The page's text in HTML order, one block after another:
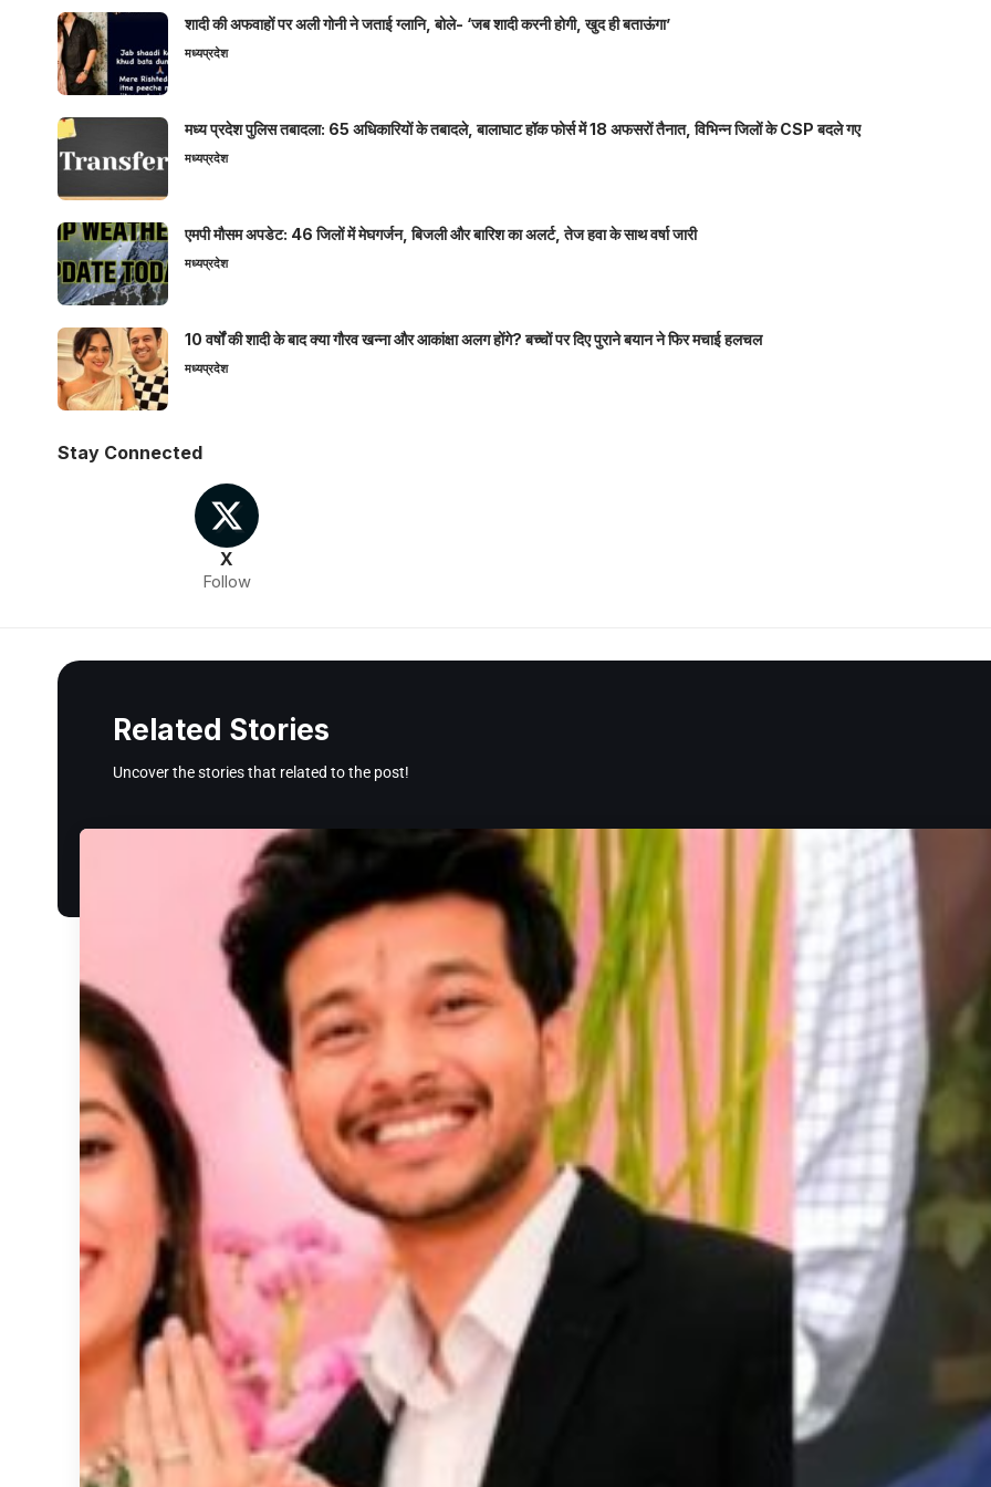
शादी की अफवाहों पर अली गोनी ने जताई ग्लानि, बोले- ‘जब शादी करनी होगी, खुद ही बताऊंगा’
मध्यप्रदेश
मध्य प्रदेश पुलिस तबादला: 65 अधिकारियों के तबादले, बालाघाट हॉक फोर्स में 18 अफसरों तैनात, विभिन्न जिलों के CSP बदले गए
मध्यप्रदेश
एमपी मौसम अपडेट: 46 जिलों में मेघगर्जन, बिजली और बारिश का अलर्ट, तेज हवा के साथ वर्षा जारी
मध्यप्रदेश
10 वर्षों की शादी के बाद क्या गौरव खन्ना और आकांक्षा अलग होंगे? बच्चों पर दिए पुराने बयान ने फिर मचाई हलचल
मध्यप्रदेश
Stay Connected
X
Follow
Related Stories
Uncover the stories that related to the post!